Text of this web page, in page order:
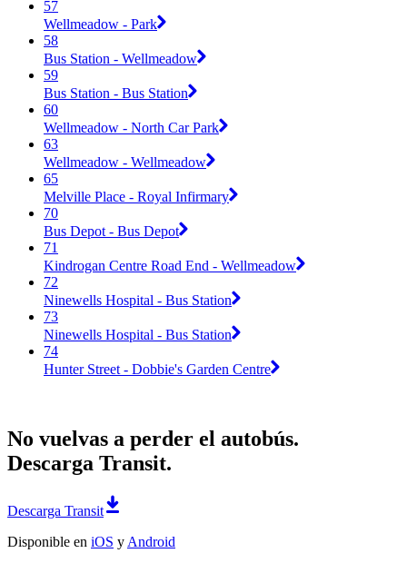
57
Wellmeadow - Park
58
Bus Station - Wellmeadow
59
Bus Station - Bus Station
60
Wellmeadow - North Car Park
63
Wellmeadow - Wellmeadow
65
Melville Place - Royal Infirmary
70
Bus Depot - Bus Depot
71
Kindrogan Centre Road End - Wellmeadow
72
Ninewells Hospital - Bus Station
73
Ninewells Hospital - Bus Station
74
Hunter Street - Dobbie's Garden Centre
No vuelvas a perder el autobús.
Descarga Transit.
Descarga Transit
Disponible en iOS y Android